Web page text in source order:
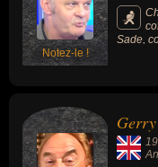
Notez-le !
Sade,